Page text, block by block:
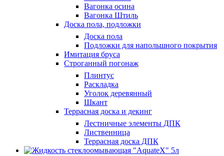
Вагонка осина
Вагонка Штиль
Доска пола, подложки
Доска пола
Подложки для напольшного покрытия
Имитация бруса
Строганный погонаж
Плинтус
Раскладка
Уголок деревянный
Шкант
Террасная доска и декинг
Лестничные элементы ДПК
Лиственница
Террасная доска ДПК